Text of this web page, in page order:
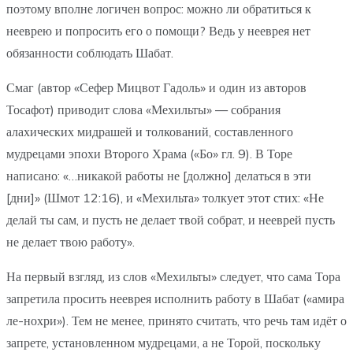
поэтому вполне логичен вопрос: можно ли обратиться к
нееврею и попросить его о помощи? Ведь у нееврея нет
обязанности соблюдать Шабат.
Смаг (автор «Сефер Мицвот Гадоль» и один из авторов
Тосафот) приводит слова «Мехильты» — собрания
алахических мидрашей и толкований, составленного
мудрецами эпохи Второго Храма («Бо» гл. 9). В Торе
написано: «…никакой работы не [должно] делаться в эти
[дни]» (Шмот 12:16), и «Мехильта» толкует этот стих: «Не
делай ты сам, и пусть не делает твой собрат, и нееврей пусть
не делает твою работу».
На первый взгляд, из слов «Мехильты» следует, что сама Тора
запретила просить нееврея исполнить работу в Шабат («амира
ле-нохри»). Тем не менее, принято считать, что речь там идёт о
запрете, установленном мудрецами, а не Торой, поскольку